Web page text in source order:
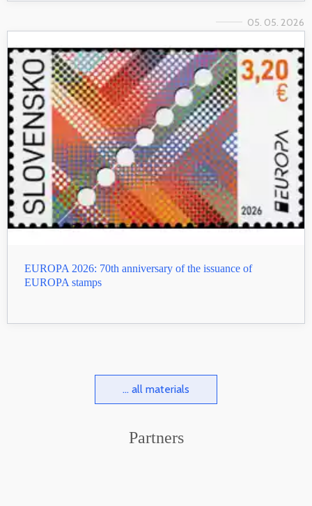
05. 05. 2026
EUROPA 2026: 70th anniversary of the issuance of
EUROPA stamps
... all materials
Partners